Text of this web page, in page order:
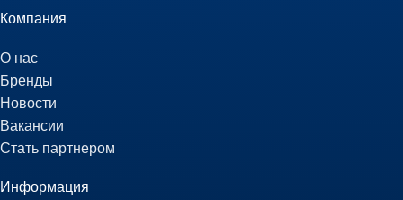
Компания
О нас
Бренды
Новости
Вакансии
Стать партнером
Информация